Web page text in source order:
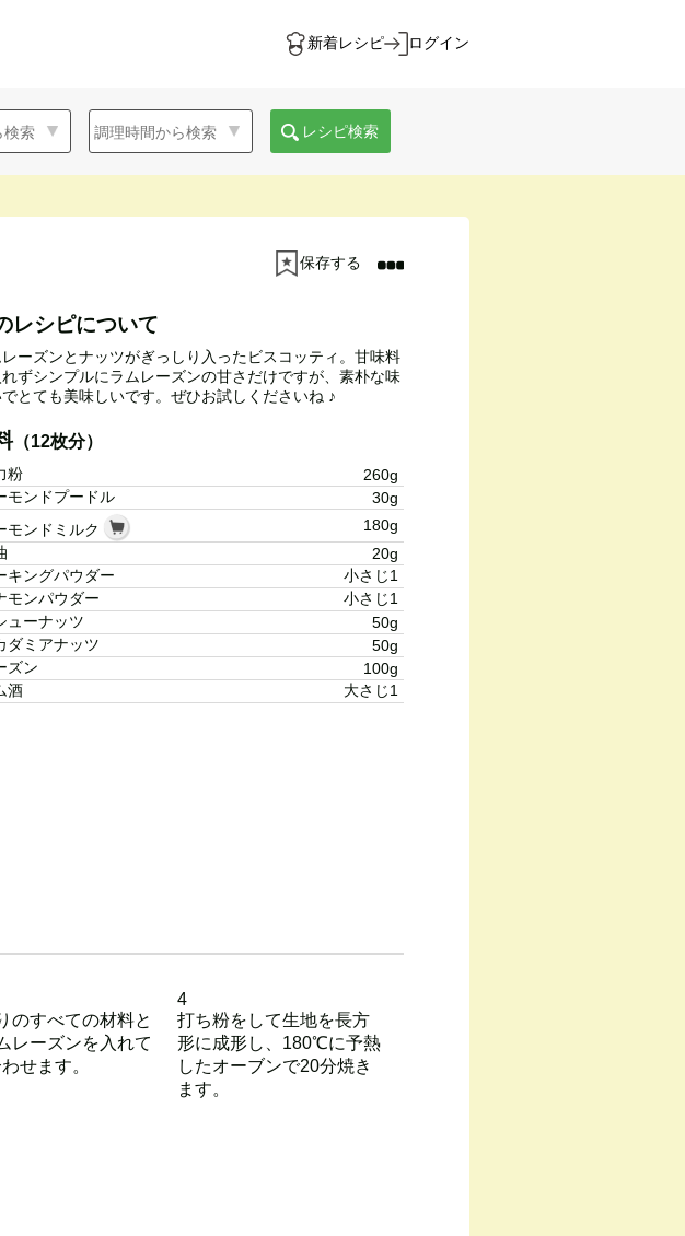
新着レシピ ログイン
レシピ検索
保存する
レシピについて
レーズンとナッツがぎっしり入ったビスコッティ。甘味料
れずシンプルにラムレーズンの甘さだけですが、素朴な味
とても美味しいです。ぜひお試しくださいね ♪
（12枚分）
粉
260g
モンドプードル
30g
モンドミルク
180g
20g
キングパウダー
小さじ1
モンパウダー
小さじ1
ューナッツ
50g
ダミアナッツ
50g
ズン
100g
酒
大さじ1
のすべての材料と
レーズンを入れて
せます。
4
打ち粉をして生地を長方
形に成形し、180℃に予熱
したオーブンで20分焼き
ます。